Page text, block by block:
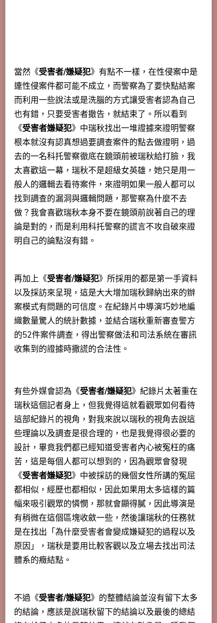
當然《受害者/嫌疑犯》有點不一樣，在性侵案中是
連性侵案件都可能不成立，而警察為了要快點結案
而利用一些說法或是洗腦的方式讓受害者認為自己
也有錯，只要受害者撤告，就結束了。所以看到
《受害者嫌疑犯》中瑞秋找出一堆證據來證明警察
根本就沒有認真想過要調查案件的點去做證明，過
去的一名科托警察徹底在鏡頭前被瑞秋給打臉，我
太喜歡這一幕，瑞秋不是超級女英雄，她只是用一
般人的邏輯去看待案件，來證明如果一般人都可以
找到調查的漏洞與邏輯問題，那警察為什麼不去
做？我會喜歡瑞秋本身不要在鏡頭前說著自己的理
論是對的，而是利用科托警察的謊言不攻自破來證
明自己的論點沒有錯。
再加上《受害者/嫌疑犯》所採用的都是第一手資料
以及採訪來呈現，這是大大增加瑞秋歸納出來的辦
案模式有問題的可信度。在紀錄片中導演巧妙地編
織數量驚人的統計數據，並結合瑞秋重新審查警方
的52件案件調查，得出警察做法和司法系統在審訊
收集到的證據時撒謊的合法性。
有些外媒會認為《受害者/嫌疑犯》紀錄片太著重在
瑞秋這個記者身上，但我覺得這就看觀眾如何看待
這部紀錄片的視角，對我來說以瑞秋的視角去說這
些理論以及調查是很合理的，也是我覺得很必要的
設計，畢竟我們都已經知道受害者內心被冤枉的痛
苦，這是每個人都可以想到的，因為觀眾會發現
《受害者嫌疑犯》中被採訪的幾個女性所講的冤屈
都相似，經歷也都相似，因此如果用太多這樣的篇
幅來吸引觀眾的憐憫，那就會顯得膩，因此導演是
有稍微在這個區塊收斂一些，然後讓瑞秋的任務就
是在找出「為什麼受害者會變成嫌疑犯的過程以及
原因」，瑞秋是要用比較客觀以及立場去找出司法
體系的癥結點。
不過《受害者/嫌疑犯》的整體結論並沒有留下太多
的結論，應該是說瑞秋留下的結論以及最後的總結